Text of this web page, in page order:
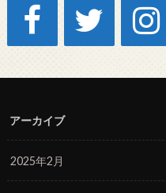
アーカイブ
2025年2月